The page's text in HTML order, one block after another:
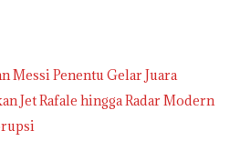
Messi Penentu Gelar Juara
Jet Rafale hingga Radar Modern